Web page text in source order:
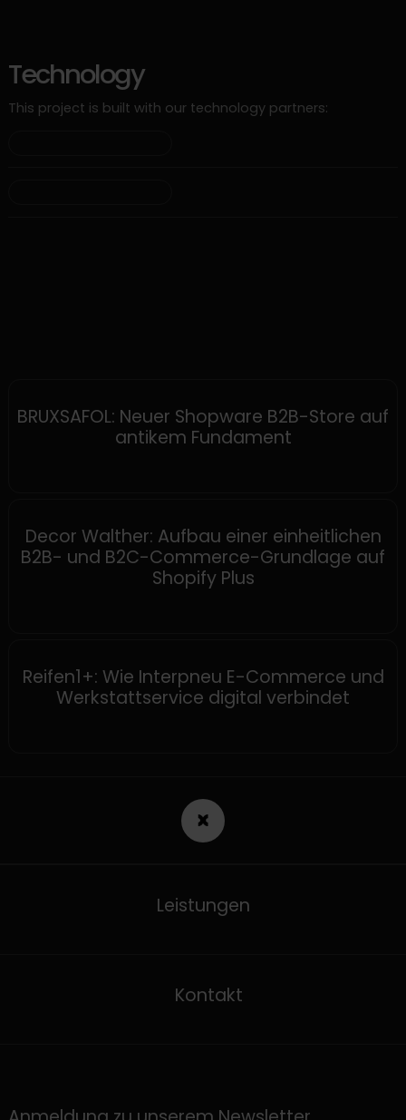
Technology
This project is built with our technology partners:
BRUXSAFOL: Neuer Shopware B2B-Store auf
antikem Fundament
Decor Walther: Aufbau einer einheitlichen
B2B- und B2C-Commerce-Grundlage auf
Shopify Plus
Reifen1+: Wie Interpneu E-Commerce und
Werkstattservice digital verbindet
Leistungen
Kontakt